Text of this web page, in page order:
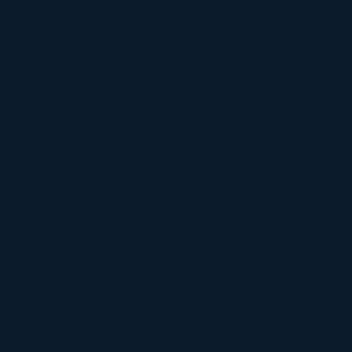
한국인에게 특이적으로 나타나는 유전자 변이를 찾아내고, 특
환자에게 어떤 치료가 가장 효과적일지를 미리 예측하여, 치료
다. 이 모델들은 환자의 암세포가 가진 고유한 특성을 그대로
를 통해 환자에게 직접 약물을 투여하기 전에 최적의 약물을 스